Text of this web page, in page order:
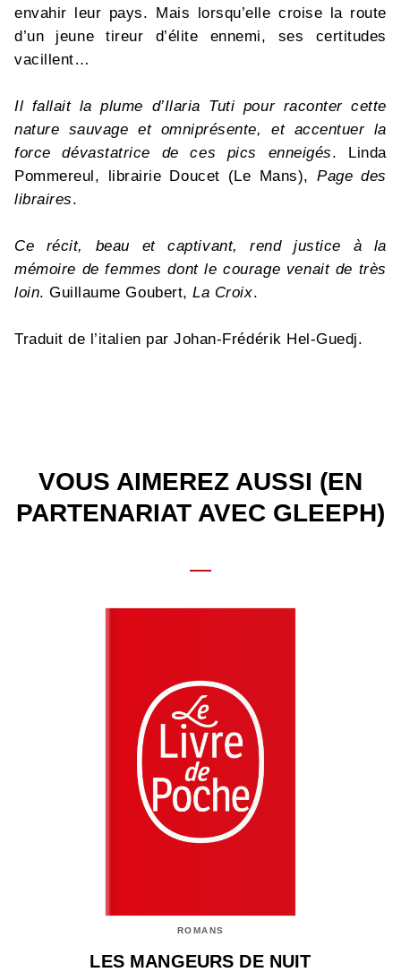
envahir leur pays. Mais lorsqu’elle croise la route
d’un jeune tireur d’élite ennemi, ses certitudes
vacillent…
Il fallait la plume d’Ilaria Tuti pour raconter cette
nature sauvage et omniprésente, et accentuer la
force dévastatrice de ces pics enneigés. Linda
Pommereul, librairie Doucet (Le Mans),Page des
libraires.
Ce récit, beau et captivant, rend justice à la
mémoire de femmes dont le courage venait de très
loin. Guillaume Goubert,La Croix.
Traduit de l’italien par Johan-Frédérik Hel-Guedj.
VOUS AIMEREZ AUSSI (EN
PARTENARIAT AVEC GLEEPH)
ROMANS
LES MANGEURS DE NUIT